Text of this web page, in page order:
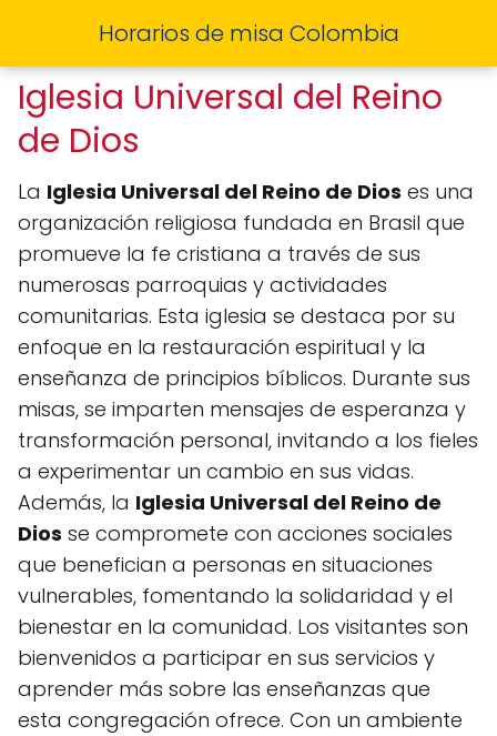
Horarios de misa Colombia
Iglesia Universal del Reino
de Dios
La Iglesia Universal del Reino de Dios es una
organización religiosa fundada en Brasil que
promueve la fe cristiana a través de sus
numerosas parroquias y actividades
comunitarias. Esta iglesia se destaca por su
enfoque en la restauración espiritual y la
enseñanza de principios bíblicos. Durante sus
misas, se imparten mensajes de esperanza y
transformación personal, invitando a los fieles
a experimentar un cambio en sus vidas.
Además, la Iglesia Universal del Reino de
Dios se compromete con acciones sociales
que benefician a personas en situaciones
vulnerables, fomentando la solidaridad y el
bienestar en la comunidad. Los visitantes son
bienvenidos a participar en sus servicios y
aprender más sobre las enseñanzas que
esta congregación ofrece. Con un ambiente